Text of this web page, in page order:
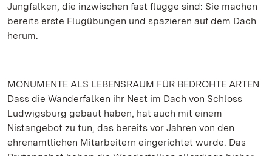
Jungfalken, die inzwischen fast flügge sind: Sie machen
bereits erste Flugübungen und spazieren auf dem Dach
herum.
MONUMENTE ALS LEBENSRAUM FÜR BEDROHTE ARTEN
Dass die Wanderfalken ihr Nest im Dach von Schloss
Ludwigsburg gebaut haben, hat auch mit einem
Nistangebot zu tun, das bereits vor Jahren von den
ehrenamtlichen Mitarbeitern eingerichtet wurde. Das